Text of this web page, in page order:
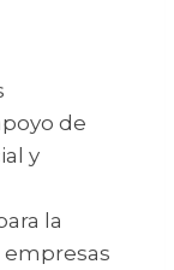
de
y
la
empresas